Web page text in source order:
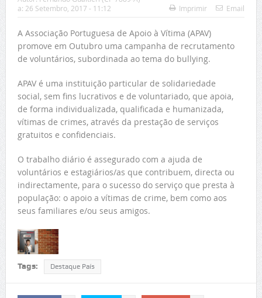
a: 26 Setembro, 2017 - 11:12 Imprimir Email
A Associação Portuguesa de Apoio à Vítima (APAV)
promove em Outubro uma campanha de recrutamento
de voluntários, subordinada ao tema do bullying.
APAV é uma instituição particular de solidariedade
social, sem fins lucrativos e de voluntariado, que apoia,
de forma individualizada, qualificada e humanizada,
vítimas de crimes, através da prestação de serviços
gratuitos e confidenciais.
O trabalho diário é assegurado com a ajuda de
voluntários e estagiários/as que contribuem, directa ou
indirectamente, para o sucesso do serviço que presta à
população: o apoio a vítimas de crime, bem como aos
seus familiares e/ou seus amigos.
Tags: Destaque País